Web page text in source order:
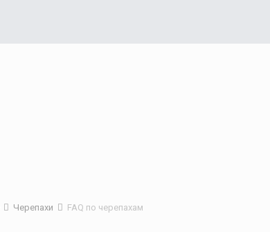
Черепахи FAQ по черепахам